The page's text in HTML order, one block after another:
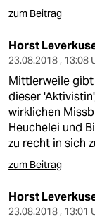
genossenschaft
epaper login
zum Beitrag
Horst
23.08.2018 , 13:08
Mittlerweile
dieser
wirklichen
Heuchelei und
zu recht in sich
zum Beitrag
Horst
23.08.2018 , 13:01